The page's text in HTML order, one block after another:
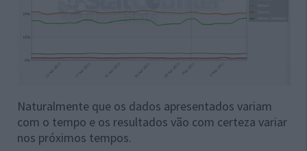
Naturalmente que os dados apresentados variam
com o tempo e os resultados vão com certeza variar
nos próximos tempos.